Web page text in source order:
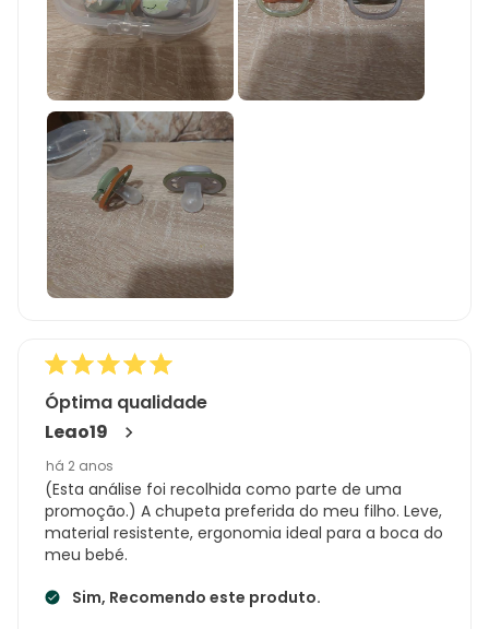
Óptima qualidade
Leao19
há 2 anos
(Esta análise foi recolhida como parte de uma
promoção.) A chupeta preferida do meu filho. Leve,
material resistente, ergonomia ideal para a boca do
meu bebé.
Sim, Recomendo este produto.